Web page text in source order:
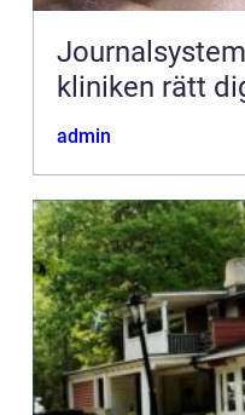
Journalsystem
kliniken rätt
admin